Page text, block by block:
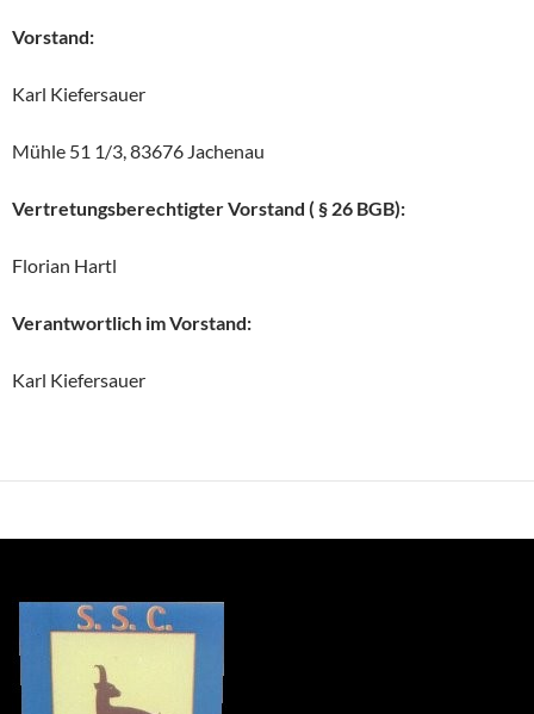
Vorstand:
Karl Kiefersauer
Mühle 51 1/3, 83676 Jachenau
Vertretungsberechtigter Vorstand ( § 26 BGB):
Florian Hartl
Verantwortlich im Vorstand:
Karl Kiefersauer